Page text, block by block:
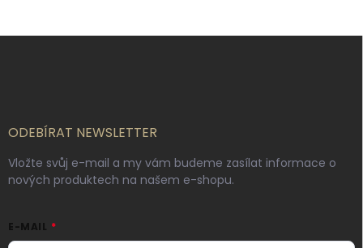
ODEBÍRAT NEWSLETTER
Vložte svůj e-mail a my vám budeme zasílat informace o
nových produktech na našem e-shopu.
E-MAIL